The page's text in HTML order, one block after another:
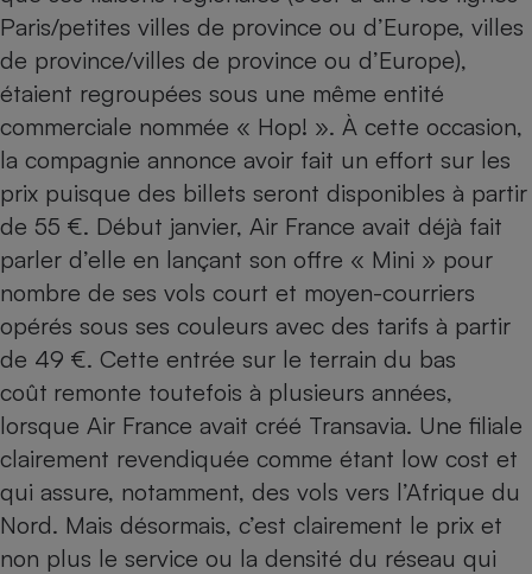
Paris/petites villes de province ou d’Europe, villes
de province/villes de province ou d’Europe),
étaient regroupées sous une même entité
commerciale nommée « Hop! ». À cette occasion,
la compagnie annonce avoir fait un effort sur les
prix puisque des billets seront disponibles à partir
de 55 €. Début janvier, Air France avait déjà fait
parler d’elle en lançant son offre « Mini » pour
nombre de ses vols court et moyen-courriers
opérés sous ses couleurs avec des tarifs à partir
de 49 €. Cette entrée sur le terrain du bas
coût remonte toutefois à plusieurs années,
lorsque Air France avait créé Transavia. Une filiale
clairement revendiquée comme étant low cost et
qui assure, notamment, des vols vers l’Afrique du
Nord. Mais désormais, c’est clairement le prix et
non plus le service ou la densité du réseau qui
Climatiseur -
Ventilateur
Cafetière à expressos
Antivirus
Climatiseur -
Ventilateur